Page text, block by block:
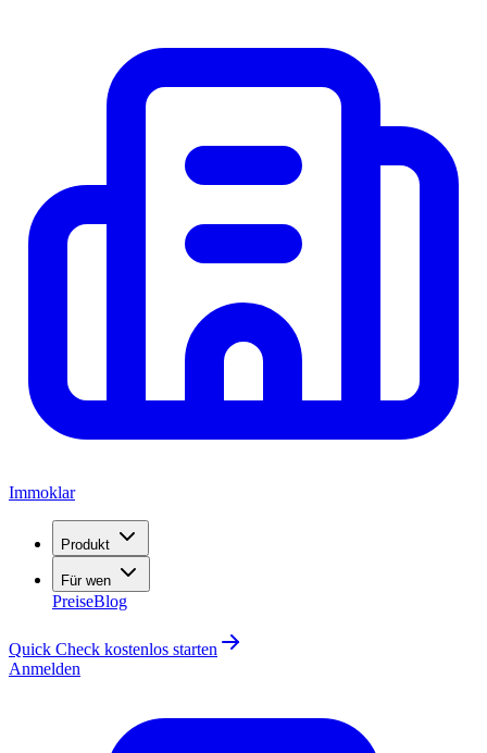
Immoklar
Produkt
Für wen
PreiseBlog
Quick Check kostenlos starten
Anmelden